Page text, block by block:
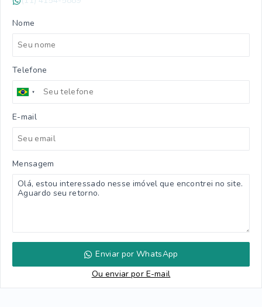
Nome
Telefone
E-mail
Mensagem
Enviar por WhatsApp
Ou enviar por E-mail